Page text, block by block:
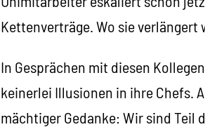
Kettenverträge. Wo sie
In Gesprächen mit diesen
keinerlei Illusionen in ihre Chefs.
mächtiger Gedanke: Wir sind